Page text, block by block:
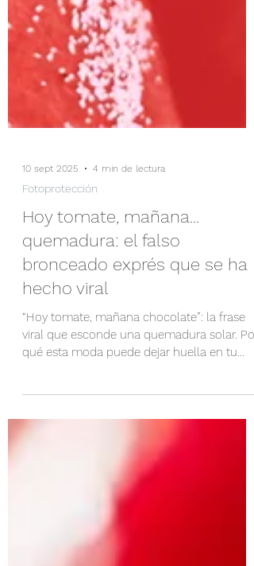
10 sept 2025 4 min de lectura
Fotoprotección
Hoy tomate, mañana...
quemadura: el falso
bronceado exprés que se ha
hecho viral
“Hoy tomate, mañana chocolate”: la frase
qué esta moda puede dejar huella en tu